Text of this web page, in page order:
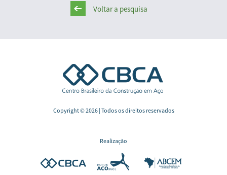
Voltar a pesquisa
Copyright © 2026 | Todos os direitos reservados
Realização